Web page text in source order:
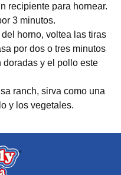
recipiente para hornear.
3 minutos.
horno, voltea las tiras
por dos o tres minutos
doradas y el pollo este
ranch, sirva como una
y los vegetales.